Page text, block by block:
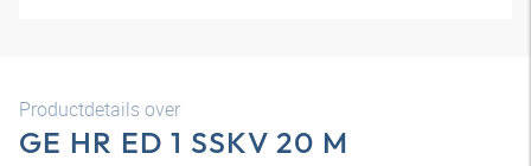
Productdetails over
GE HR ED 1 SSKV 20 M